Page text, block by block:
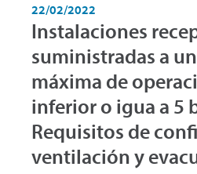
22/02/2022
Instalaciones
suministradas a
máxima de
inferior o igua a 5
Requisitos de
ventilación y